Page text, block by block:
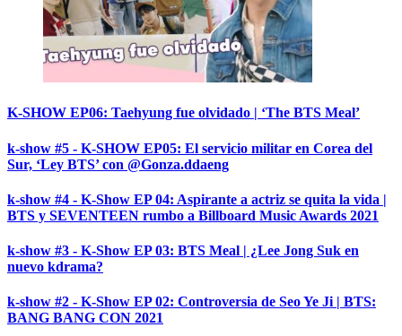
K-SHOW EP06: Taehyung fue olvidado | ‘The BTS Meal’
k-show #5 - K-SHOW EP05: El servicio militar en Corea del
Sur, ‘Ley BTS’ con @Gonza.ddaeng
k-show #4 - K-Show EP 04: Aspirante a actriz se quita la vida |
BTS y SEVENTEEN rumbo a Billboard Music Awards 2021
k-show #3 - K-Show EP 03: BTS Meal | ¿Lee Jong Suk en
nuevo kdrama?
k-show #2 - K-Show EP 02: Controversia de Seo Ye Ji | BTS:
BANG BANG CON 2021